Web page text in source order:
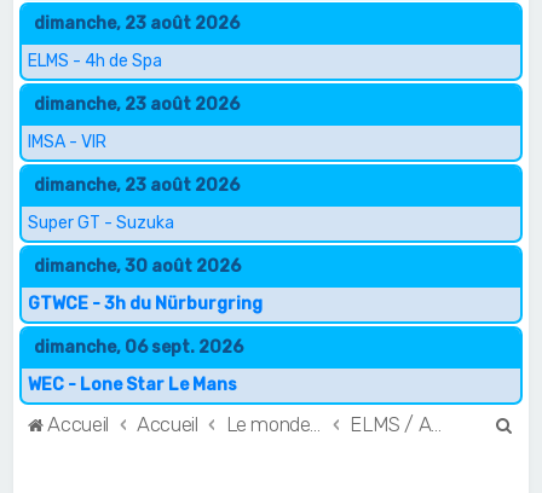
dimanche, 23 août 2026
ELMS - 4h de Spa
dimanche, 23 août 2026
IMSA - VIR
dimanche, 23 août 2026
Super GT - Suzuka
dimanche, 30 août 2026
GTWCE - 3h du Nürburgring
dimanche, 06 sept. 2026
WEC - Lone Star Le Mans
Accueil Accueil